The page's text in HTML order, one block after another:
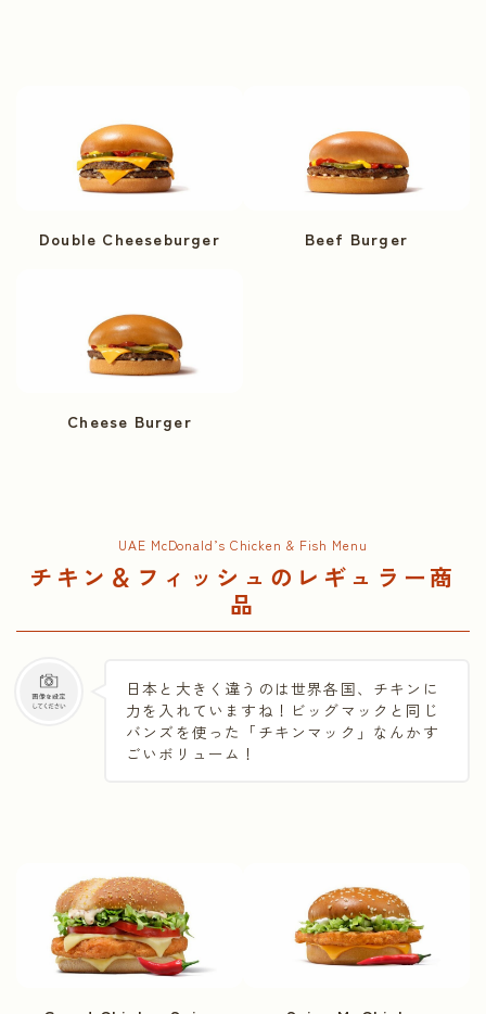
Double Cheeseburger
Cheese Burger
Beef Burger
UAE McDonald’s Chicken & Fish Menu
チキン＆フィッシュのレギュラー商
品
日本と大きく違うのは世界各国、チキンに
力を入れていますね！ビッグマックと同じ
バンズを使った「チキンマック」なんかす
ごいボリューム！